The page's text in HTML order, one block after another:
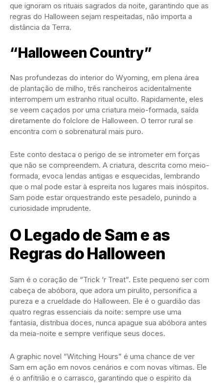
que ignoram os rituais sagrados da noite, garantindo que as
regras do Halloween sejam respeitadas, não importa a
distância da Terra.
“Halloween Country”
Nas profundezas do interior do Wyoming, em plena área
de plantação de milho, três rancheiros acidentalmente
interrompem um estranho ritual oculto. Rapidamente, eles
se veem caçados por uma criatura meio-formada, saída
diretamente do folclore de Halloween. O terror rural se
encontra com o sobrenatural mais puro.
Este conto destaca o perigo de se intrometer em forças
que não se compreendem. A criatura, descrita como meio-
formada, evoca lendas antigas e esquecidas, lembrando
que o mal pode estar à espreita nos lugares mais inóspitos.
Sam pode estar orquestrando este pesadelo, punindo a
curiosidade imprudente.
O Legado de Sam e as
Regras do Halloween
Sam é o coração de “Trick ‘r Treat”. Este pequeno ser com
cabeça de abóbora, que adora um pirulito, personifica a
pureza e a crueldade do Halloween. Ele é o guardião das
quatro regras essenciais da noite: sempre use uma
fantasia, distribua doces, nunca apague sua abóbora antes
da meia-noite e sempre verifique seus doces.
A graphic novel “Witching Hours” é uma chance de ver
Sam em ação em novos cenários e com novas vítimas. Ele
é o anfitrião e o carrasco, garantindo que o espírito da